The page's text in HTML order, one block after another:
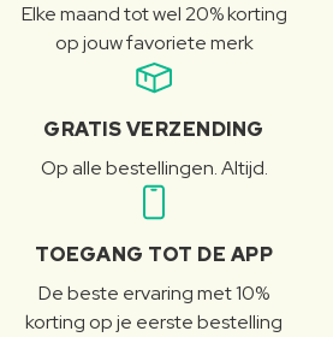
Elke maand tot wel 20% korting
op jouw favoriete merk
GRATIS VERZENDING
Op alle bestellingen. Altijd.
TOEGANG TOT DE APP
De beste ervaring met 10%
korting op je eerste bestelling